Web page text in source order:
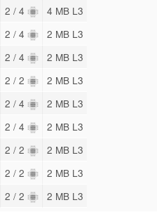
2 / 4 4 MB L3
2 / 4 2 MB L3
2 / 4 2 MB L3
2 / 2 2 MB L3
2 / 4 2 MB L3
2 / 4 2 MB L3
2 / 2 2 MB L3
2 / 2 2 MB L3
2 / 2 2 MB L3